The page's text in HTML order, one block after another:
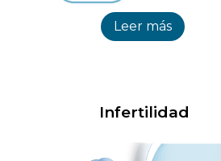
Leer más
Infertilidad